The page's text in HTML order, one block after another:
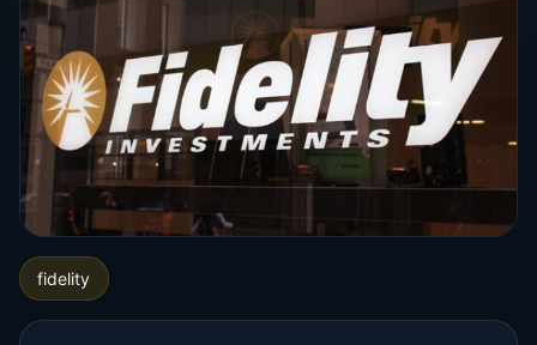
fidelity